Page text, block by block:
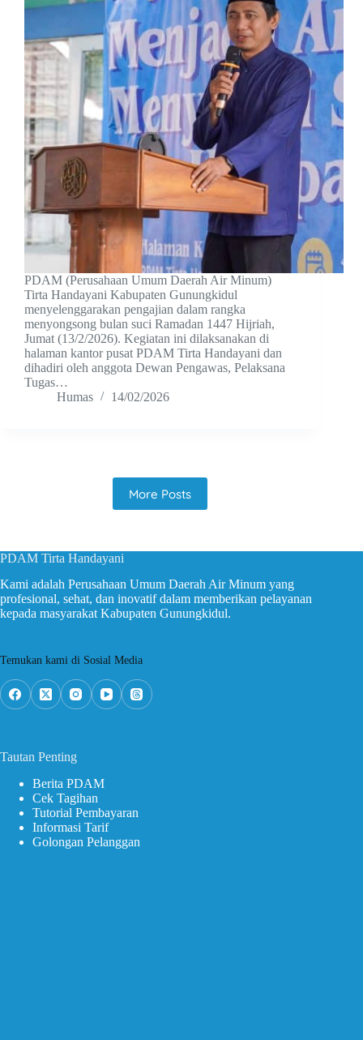
PDAM (Perusahaan Umum Daerah Air Minum)
Tirta Handayani Kabupaten Gunungkidul
menyelenggarakan pengajian dalam rangka
menyongsong bulan suci Ramadan 1447 Hijriah,
Jumat (13/2/2026). Kegiatan ini dilaksanakan di
halaman kantor pusat PDAM Tirta Handayani dan
dihadiri oleh anggota Dewan Pengawas, Pelaksana
Tugas…
Humas
14/02/2026
More Posts
PDAM Tirta Handayani
Kami adalah Perusahaan Umum Daerah Air Minum yang
profesional, sehat, dan inovatif dalam memberikan pelayanan
kepada masyarakat Kabupaten Gunungkidul.
Temukan kami di Sosial Media
Tautan Penting
Berita PDAM
Cek Tagihan
Tutorial Pembayaran
Informasi Tarif
Golongan Pelanggan